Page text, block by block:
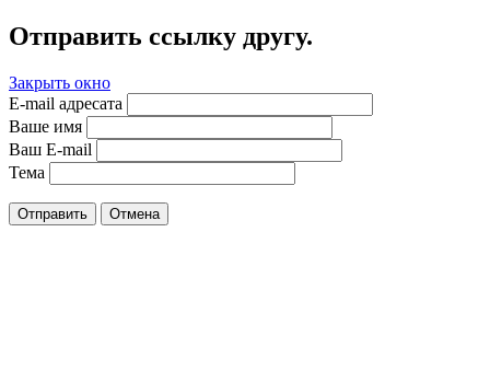
Отправить ссылку другу.
Закрыть окно
E-mail адресата
Ваше имя
Ваш E-mail
Тема
Отправить Отмена